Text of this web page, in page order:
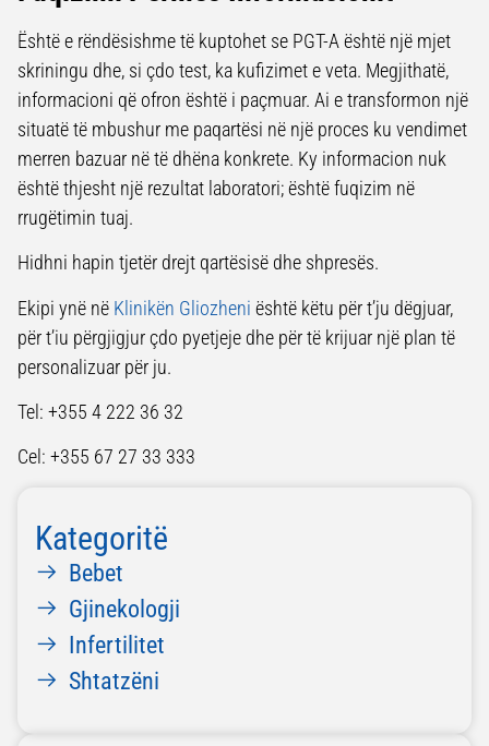
Është e rëndësishme të kuptohet se PGT-A është një mjet
skriningu dhe, si çdo test, ka kufizimet e veta. Megjithatë,
informacioni që ofron është i paçmuar. Ai e transformon një
situatë të mbushur me paqartësi në një proces ku vendimet
merren bazuar në të dhëna konkrete. Ky informacion nuk
është thjesht një rezultat laboratori; është fuqizim në
rrugëtimin tuaj.
Hidhni hapin tjetër drejt qartësisë dhe shpresës.
Ekipi ynë në Klinikën Gliozheni është këtu për t’ju dëgjuar,
për t’iu përgjigjur çdo pyetjeje dhe për të krijuar një plan të
personalizuar për ju.
Tel: +355 4 222 36 32
Cel: +355 67 27 33 333
Kategoritë
Bebet
Gjinekologji
Infertilitet
Shtatzëni